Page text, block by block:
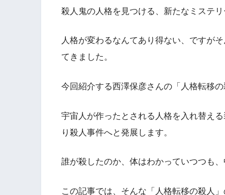
殺人鬼の人格を見つける、新たなミステ
人格が変わるなんてあり得ない、ですが
てきました。
今回紹介する西澤保彦さんの「人格転移
宇宙人が作ったとされる人格を入れ替え
り殺人事件へと発展します。
誰が殺したのか、体はわかっていつつも
この記事では、そんな「人格転移の殺人